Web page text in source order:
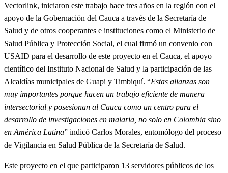
Vectorlink, iniciaron este trabajo hace tres años en la región con el
apoyo de la Gobernación del Cauca a través de la Secretaría de
Salud y de otros cooperantes e instituciones como el Ministerio de
Salud Pública y Protección Social, el cual firmó un convenio con
USAID para el desarrollo de este proyecto en el Cauca, el apoyo
científico del Instituto Nacional de Salud y la participación de las
Alcaldías municipales de Guapi y Timbiquí. “Estas alianzas son
muy importantes porque hacen un trabajo eficiente de manera
intersectorial y posesionan al Cauca como un centro para el
desarrollo de investigaciones en malaria, no solo en Colombia sino
en América Latina” indicó Carlos Morales, entomólogo del proceso
de Vigilancia en Salud Pública de la Secretaría de Salud.
Este proyecto en el que participaron 13 servidores públicos de los